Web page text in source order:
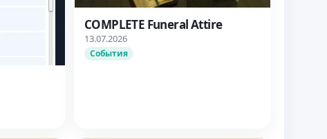
COMPLETE Funeral Attire
13.07.2026
События